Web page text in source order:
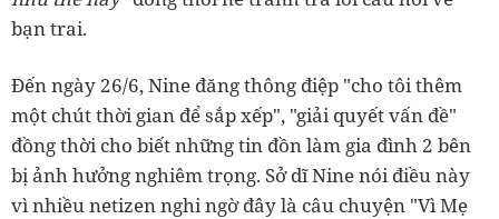
bạn trai.
Đến ngày 26/6, Nine đăng thông điệp "cho tôi thêm
một chút thời gian để sắp xếp", "giải quyết vấn đề"
đồng thời cho biết những tin đồn làm gia đình 2 bên
bị ảnh hưởng nghiêm trọng. Sở dĩ Nine nói điều này
vì nhiều netizen nghi ngờ đây là câu chuyện "Vì Mẹ